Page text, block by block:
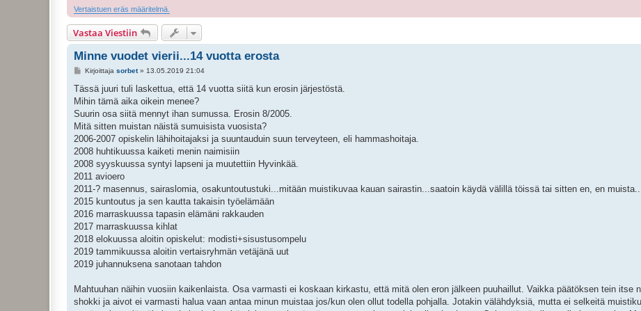
Vertaistuen eräs määritelmä.
Vastaa Viestiin
Minne vuodet vierii...14 vuotta erosta
V
e
t
Kirjoittaja sorbet» 13.05.2019 21:04
Tässä juuri tuli laskettua, että 14 vuotta siitä kun erosin järjestöstä.
Mihin tämä aika oikein menee?
Suurin osa siitä mennyt ihan sumussa. Erosin 8/2005.
Mitä sitten muistan näistä sumuisista vuosista?
2006-2007 opiskelin lähihoitajaksi ja suuntauduin suun terveyteen, eli hammashoitaja.
2008 huhtikuussa kaiketi menin naimisiin
2008 syyskuussa syntyi lapseni ja muutettiin Hyvinkää.
2011 avioero
2011-? masennus, sairaslomia, osakuntoutustuki...mitään muistikuvaa kauan sairastin...saatoin käydä välillä töissä tai sitten en, en
2015 kuntoutus ja sen kautta takaisin työelämään
2016 marraskuussa tapasin elämäni rakkauden
2017 marraskuussa kihlat
2018 elokuussa aloitin opiskelut: modisti+sisustusompelu
2019 tammikuussa aloitin vertaisryhmän vetäjänä uut
2019 juhannuksena sanotaan tahdon
Mahtuuhan näihin vuosiin kaikenlaista. Osa varmasti ei koskaan kirkastu, että mitä olen eron jälkeen puuhaillut. Vaikka päätöksen tein itse
shokki ja aivot ei varmasti halua vaan antaa minun muistaa jos/kun olen ollut todella pohjalla. Jotakin välähdyksiä, mutta ei selkeitä